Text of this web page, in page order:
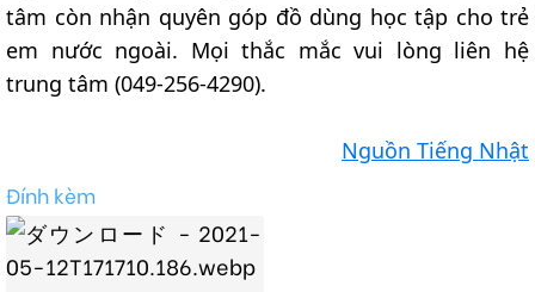
tâm còn nhận quyên góp đồ dùng học tập cho trẻ
em nước ngoài. Mọi thắc mắc vui lòng liên hệ
trung tâm (049-256-4290).
Nguồn Tiếng Nhật
Đính kèm